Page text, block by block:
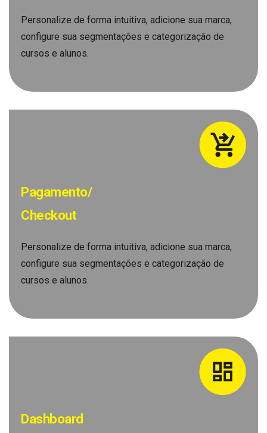
Personalize de forma intuitiva, adicione sua marca,
configure sua segmentações e categorização de
cursos e alunos.
Pagamento/
Checkout
Personalize de forma intuitiva, adicione sua marca,
configure sua segmentações e categorização de
cursos e alunos.
Dashboard